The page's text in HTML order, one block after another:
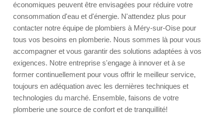
économiques peuvent être envisagées pour réduire votre
consommation d'eau et d'énergie. N'attendez plus pour
contacter notre équipe de plombiers à Méry-sur-Oise pour
tous vos besoins en plomberie. Nous sommes là pour vous
accompagner et vous garantir des solutions adaptées à vos
exigences. Notre entreprise s'engage à innover et à se
former continuellement pour vous offrir le meilleur service,
toujours en adéquation avec les dernières techniques et
technologies du marché. Ensemble, faisons de votre
plomberie une source de confort et de tranquillité!